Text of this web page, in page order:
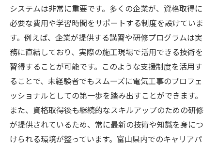
システムは非常に重要です。多くの企業が、資格取得に
必要な費用や学習時間をサポートする制度を設けていま
す。例えば、企業が提供する講習や研修プログラムは実
務に直結しており、実際の施工現場で活用できる技術を
習得することが可能です。このような支援制度を活用す
ることで、未経験者でもスムーズに電気工事のプロフェ
ッショナルとしての第一歩を踏み出すことができます。
また、資格取得後も継続的なスキルアップのための研修
が提供されているため、常に最新の技術や知識を身につ
けられる環境が整っています。富山県内でのキャリアパ